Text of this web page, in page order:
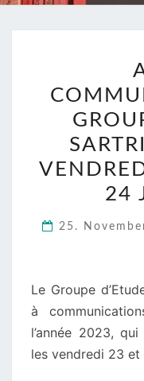
24
25.
Le Groupe
à
l’année 2023,
les vendredi 23